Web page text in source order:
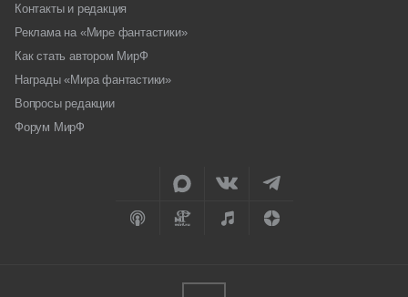
Контакты и редакция
Реклама на «Мире фантастики»
Как стать автором МирФ
Награды «Мира фантастики»
Вопросы редакции
Форум МирФ